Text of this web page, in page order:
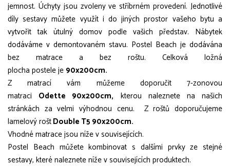
jemnost. Úchyty jsou zvoleny ve stříbrném provedení. Jednotlivé
díly sestavy můžete využít i do jiných prostor vašeho bytu a
vytvořit tak útulný domov podle vašich představ. Nábytek
dodáváme v demontovaném stavu. Postel Beach je dodávána
bez matrace a bez roštu. Celková ložná
plocha postele je 90x200cm.
Z matrací vám můžeme doporučit 7-zonovou
matraci Odette 90x200cm, kterou naleznete na našich
stránkách za velmi výhodnou cenu. Z roštů doporučujeme
lamelový roštDouble T5 90x200cm.
Vhodné matrace jsou níže v souvisejících.
Postel Beach můžete kombinovat s dalšími prvky ze stejné
sestavy, které naleznete níže v souvisejících produktech.